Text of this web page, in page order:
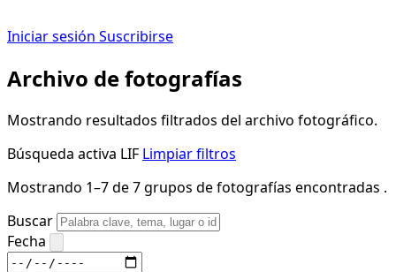
Iniciar sesión Suscribirse
Archivo de fotografías
Mostrando resultados filtrados del archivo fotográfico.
Búsqueda activa LIF Limpiar filtros
Mostrando 1–7 de 7 grupos de fotografías encontradas .
Buscar
Fecha